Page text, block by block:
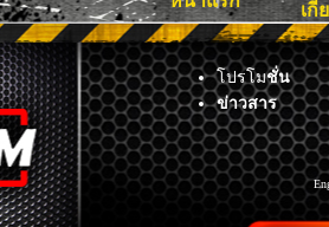
เกี่
โปรโมชั่น
ข่าวสาร